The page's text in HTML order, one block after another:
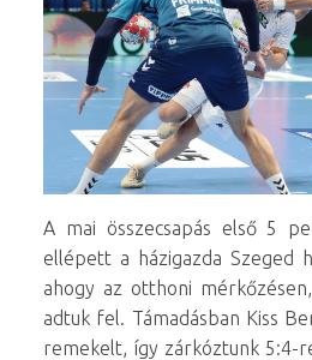
A mai összecsapás első 5
ellépett a házigazda Szeged
ahogy az otthoni
adtuk fel. Támadásban Kiss
remekelt, így zárkóztunk 5:4-